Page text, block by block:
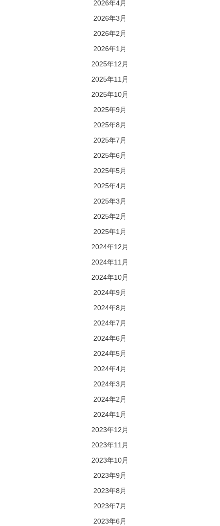
2026年4月
2026年3月
2026年2月
2026年1月
2025年12月
2025年11月
2025年10月
2025年9月
2025年8月
2025年7月
2025年6月
2025年5月
2025年4月
2025年3月
2025年2月
2025年1月
2024年12月
2024年11月
2024年10月
2024年9月
2024年8月
2024年7月
2024年6月
2024年5月
2024年4月
2024年3月
2024年2月
2024年1月
2023年12月
2023年11月
2023年10月
2023年9月
2023年8月
2023年7月
2023年6月